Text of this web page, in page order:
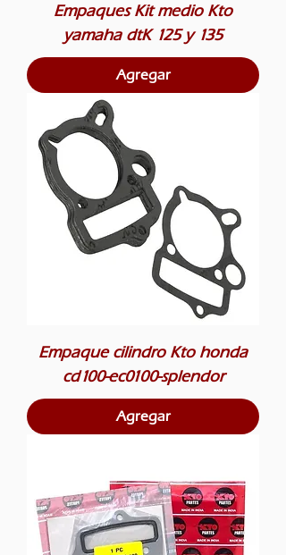
Empaques Kit medio Kto
yamaha dtK 125 y 135
Agregar
Empaque cilindro Kto honda
cd100-ec0100-splendor
Agregar